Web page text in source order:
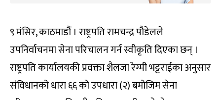
९ मंसिर, काठमाडौं । राष्ट्रपति रामचन्द्र पौडेलले
उपनिर्वाचनमा सेना परिचालन गर्न स्वीकृति दिएका छन् ।
राष्ट्रपति कार्यालयकी प्रवक्ता शैलजा रेग्मी भट्टराईका अनुसार
संविधानको धारा ६६ को उपधारा (२) बमोजिम सेना